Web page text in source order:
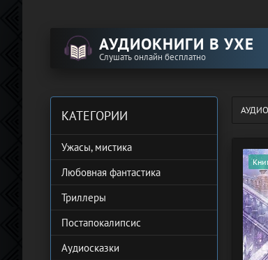
АУДИОКНИГИ В УХЕ
Слушать онлайн бесплатно
КАТЕГОРИИ
Ужасы, мистика
Любовная фантастика
Триллеры
Постапокалипсис
Аудиосказки